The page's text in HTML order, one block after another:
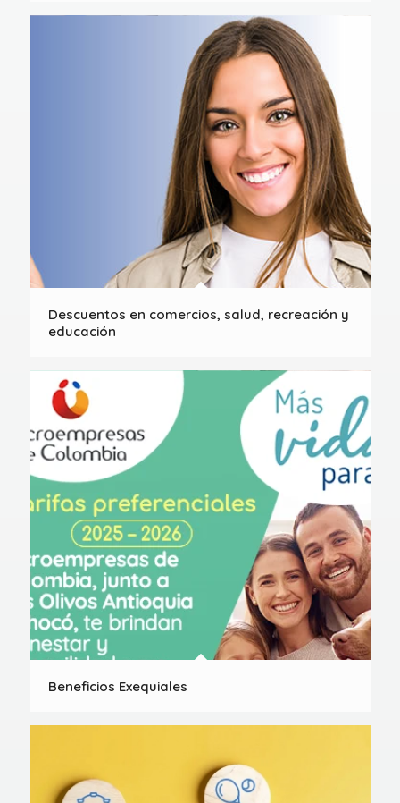
Descuentos en comercios, salud, recreación y
educación
Beneficios Exequiales